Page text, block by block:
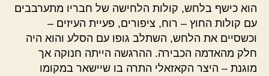
הוא כישף בלחש, קולות הלחישה של חבריו מתערבבים
עם קולות החוץ – רוח, ציפורים, פעיית העיזים –
וכשסיים את הלחש, השתלב גופו עם הסלע והוא היה
חלק מהאדמה הכבירה. ההרגשה הייתה חנוקה אך
מוגנת – היצר הקאזאלי התרה בו שיישאר במקומו